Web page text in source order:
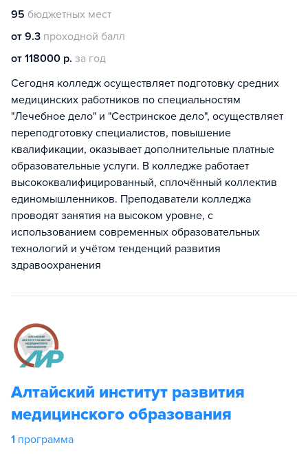
95 бюджетных мест
от 9.3 проходной балл
от 118000 р. за год
Сегодня колледж осуществляет подготовку средних
медицинских работников по специальностям
"Лечебное дело" и "Сестринское дело", осуществляет
переподготовку специалистов, повышение
квалификации, оказывает дополнительные платные
образовательные услуги. В колледже работает
высококвалифицированный, сплочённый коллектив
единомышленников. Преподаватели колледжа
проводят занятия на высоком уровне, с
использованием современных образовательных
технологий и учётом тенденций развития
здравоохранения
Алтайский институт развития
медицинского образования
1 программа